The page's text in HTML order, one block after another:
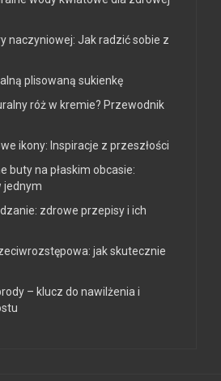
naczyniowej: Jak radzić sobie z
plisowaną sukienkę
róż w kremie? Przewodnik
ikony: Inspiracje z przeszłości
buty na płaskim obcasie:
jednym
zdrowe przepisy i ich
jak skutecznie
– klucz do nawilżenia i